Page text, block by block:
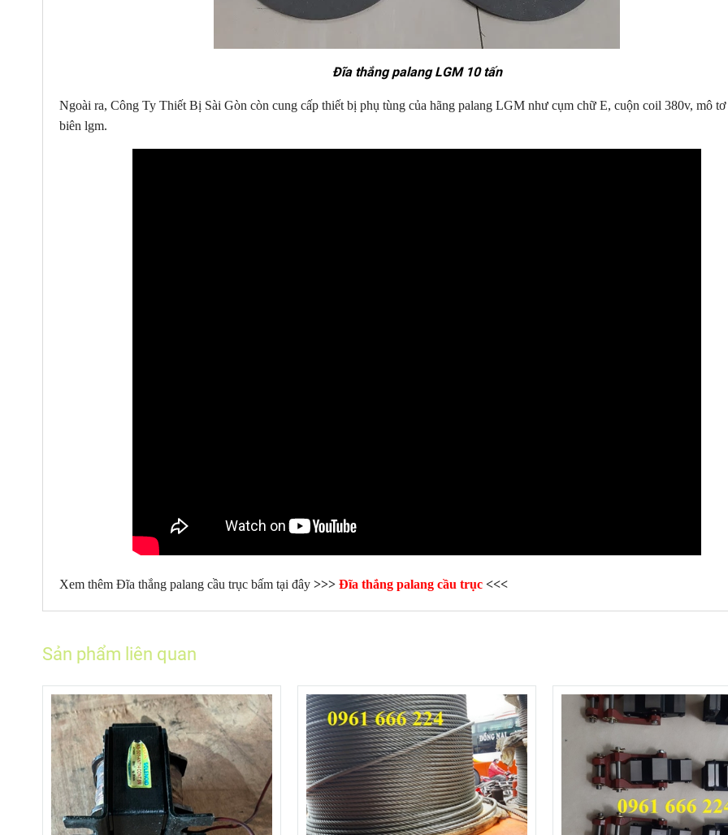
Đĩa thắng palang LGM 10 tấn
Ngoài ra, Công Ty Thiết Bị Sài Gòn còn cung cấp thiết bị phụ tùng của hãng palang LGM như cụm chữ E, cuộn coil 380v, mô tơ
biên lgm.
Xem thêm Đĩa thắng palang cầu trục bấm tại đây >>> Đĩa thắng palang cầu trục <<<
Sản phẩm liên quan